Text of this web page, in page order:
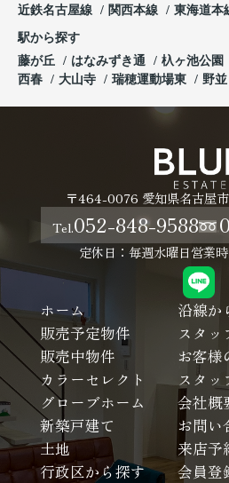
近鉄名古屋線
関西本線 東海道本
駅から探す
藤が丘
はなみずき通 杁ヶ池公園
西春
大山寺 瑞穂運動場東 野並
〒464-0076 愛知県名古屋
Tel.052-848-9588
定休日：毎週水曜日営業
ホーム
沿線か
販売予定物件
スタッ
販売中物件
お客様
カラーセレクト
スタッ
グローブホーム
会社概
新築戸建て
お問い
土地
来店予
行政区から探す
会員登